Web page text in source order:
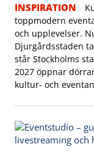
INSPIRATION
toppmodern
och upplevelser.
Djurgårdsstaden
står Stockholms
2027 öppnar
kultur- och